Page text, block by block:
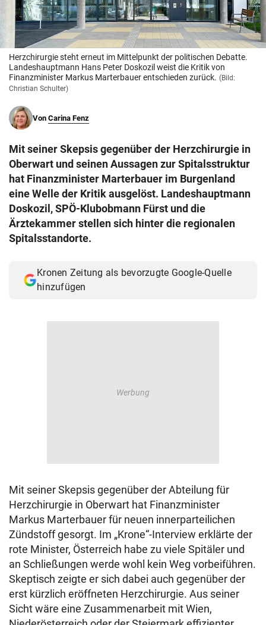
© Krone Multimedia GmbH & Co KG 2026
Muthgasse 2, 1190 Wien
Herzchirurgie steht erneut im Mittelpunkt der politischen Debatte.
Landeshauptmann Hans Peter Doskozil weist die Kritik von
Finanzminister Markus Marterbauer entschieden zurück. (Bild:
Christian Schulter)
Von Carina Fenz
Mit seiner Skepsis gegenüber der Herzchirurgie in
Oberwart und seinen Aussagen zur Spitalsstruktur
hat Finanzminister Marterbauer im Burgenland
eine Welle der Kritik ausgelöst. Landeshauptmann
Doskozil, SPÖ-Klubobmann Fürst und die
Ärztekammer stellen sich hinter die regionalen
Spitalsstandorte.
Kronen Zeitung als bevorzugte Google-Quelle
hinzufügen
Mit seiner Skepsis gegenüber der Abteilung für
Herzchirurgie in Oberwart hat Finanzminister
Markus Marterbauer für neuen innerparteilichen
Zündstoff gesorgt. Im „Krone“-Interview erklärte der
rote Minister, Österreich habe zu viele Spitäler und
an Schließungen werde wohl kein Weg vorbeiführen.
Skeptisch zeigte er sich dabei auch gegenüber der
erst kürzlich eröffneten Herzchirurgie. Aus seiner
Sicht wäre eine Zusammenarbeit mit Wien,